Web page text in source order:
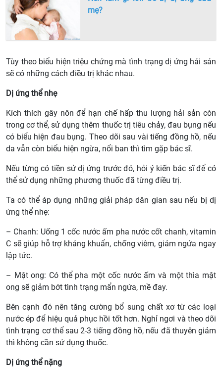
mẹ?
Tùy theo biểu hiện triệu chứng mà tình trạng dị ứng hải sản
sẽ có những cách điều trị khác nhau.
Dị ứng thể nhẹ
Kích thích gây nôn để hạn chế hấp thu lượng hải sản còn
trong cơ thể, sử dụng thêm thuốc trị tiêu chảy, đau bụng nếu
có biểu hiện đau bụng. Theo dõi sau vài tiếng đồng hồ, nếu
da vẫn còn biểu hiện ngừa, nổi ban thì tìm gặp bác sĩ.
Nếu từng có tiền sử dị ứng trước đó, hỏi ý kiến bác sĩ để có
thể sử dụng những phương thuốc đã từng điều trị.
Ta có thể áp dụng những giải pháp dân gian sau nếu bị dị
ứng thể nhẹ:
– Chanh: Uống 1 cốc nước ấm pha nước cốt chanh, vitamin
C sẽ giúp hỗ trợ kháng khuẩn, chống viêm, giảm ngứa ngay
lập tức.
– Mật ong: Có thể pha một cốc nước ấm và một thìa mật
ong sẽ giảm bớt tình trạng mẩn ngứa, mề đay.
Bên cạnh đó nên tăng cường bổ sung chất xơ từ các loại
nước ép để hiệu quả phục hồi tốt hơn. Nghỉ ngơi và theo dõi
tình trạng cơ thể sau 2-3 tiếng đồng hồ, nếu đã thuyên giảm
thì không cần sử dụng thuốc.
Dị ứng thể nặng